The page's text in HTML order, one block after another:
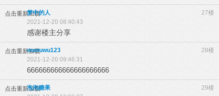
点击重新加载 27楼
梦中的人
2021-12-20 08:40:43
感谢楼主分享
点击重新加载 28楼
wuwuwu123
2021-12-20 09:46:31
666666666666666666666
点击重新加载 29楼
泡泡糖果